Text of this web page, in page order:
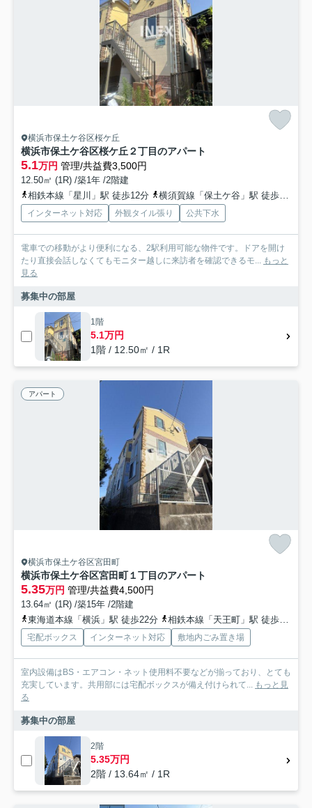
横浜市保土ケ谷区桜ケ丘
横浜市保土ケ谷区桜ケ丘２丁目のアパート
5.1万円 管理/共益費3,500円
12.50㎡ (1R) /築1年 /2階建
相鉄本線「星川」駅 徒歩12分
横須賀線「保土ケ谷」駅 徒歩20分
インターネット対応 外観タイル張り 公共下水
電車での移動がより便利になる、2駅利用可能な物件です。ドアを開け
たり直接会話しなくてもモニター越しに来訪者を確認できるモ... もっと
見る
募集中の部屋
1階
5.1万円
1階 / 12.50㎡ / 1R
アパート
横浜市保土ケ谷区宮田町
横浜市保土ケ谷区宮田町１丁目のアパート
5.35万円 管理/共益費4,500円
13.64㎡ (1R) /築15年 /2階建
東海道本線「横浜」駅 徒歩22分
相鉄本線「天王町」駅 徒歩12分
宅配ボックス インターネット対応 敷地内ごみ置き場
室内設備はBS・エアコン・ネット使用料不要などが揃っており、とても
充実しています。共用部には宅配ボックスが備え付けられて... もっと見
る
募集中の部屋
2階
5.35万円
2階 / 13.64㎡ / 1R